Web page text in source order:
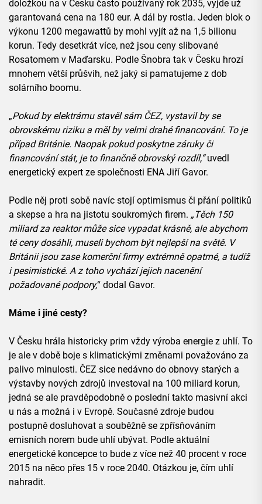
doložkou na v Česku často používaný rok 2035, vyjde už
garantovaná cena na 180 eur. A dál by rostla. Jeden blok o
výkonu 1200 megawattů by mohl vyjít až na 1,5 bilionu
korun. Tedy desetkrát více, než jsou ceny slibované
Rosatomem v Maďarsku. Podle Šnobra tak v Česku hrozí
mnohem větší průšvih, než jaký si pamatujeme z dob
solárního boomu.
„Pokud by elektrárnu stavěl sám ČEZ, vystavil by se
obrovskému riziku a měl by velmi drahé financování. To je
případ Británie. Naopak pokud poskytne záruky či
financování stát, je to finančně obrovský rozdíl,“uvedl
energetický expert ze společnosti ENA Jiří Gavor.
Podle něj proti sobě navíc stojí optimismus či přání politiků
a skepse a hra na jistotu soukromých firem. „Těch 150
miliard za reaktor může sice vypadat krásně, ale abychom
té ceny dosáhli, museli bychom být nejlepší na světě. V
Británii jsou zase komerční firmy extrémně opatrné, a tudíž
i pesimistické. A z toho vychází jejich nacenění
požadované podpory,“ dodal Gavor.
Máme i jiné cesty?
V Česku hrála historicky prim vždy výroba energie z uhlí. To
je ale v době boje s klimatickými změnami považováno za
palivo minulosti. ČEZ sice nedávno do obnovy starých a
výstavby nových zdrojů investoval na 100 miliard korun,
jedná se ale pravděpodobně o poslední takto masivní akci
u nás a možná i v Evropě. Současné zdroje budou
postupně dosluhovat a souběžně se zpřísňováním
emisních norem bude uhlí ubývat. Podle aktuální
energetické koncepce to bude z více než 40 procent v roce
2015 na něco přes 15 v roce 2040. Otázkou je, čím uhlí
nahradit.